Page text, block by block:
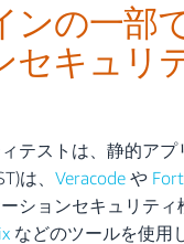
ンの一部
セキュリ
テストは、静的アプ
は、 Veracode や
ションセキュリティ
などのツールを使用